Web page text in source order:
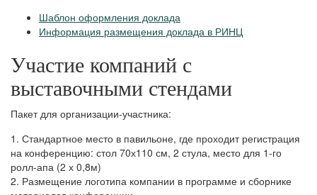
Шаблон оформления доклада
Информация размещения доклада в РИНЦ
Участие компаний с
выставочными стендами
Пакет для организации-участника:
1. Стандартное место в павильоне, где проходит регистрация
на конференцию: стол 70х110 см, 2 стула, место для 1-го
ролл-апа (2 х 0,8м)
2. Размещение логотипа компании в программе и сборнике